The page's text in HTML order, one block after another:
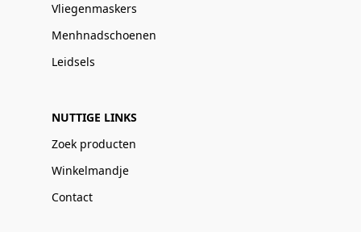
Vliegenmaskers
Menhnadschoenen
Leidsels
NUTTIGE LINKS
Zoek producten
Winkelmandje
Contact